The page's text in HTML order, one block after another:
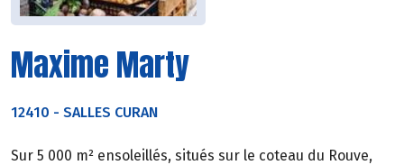
Maxime Marty
12410 - SALLES CURAN
Sur 5 000 m² ensoleillés, situés sur le coteau du Rouve,